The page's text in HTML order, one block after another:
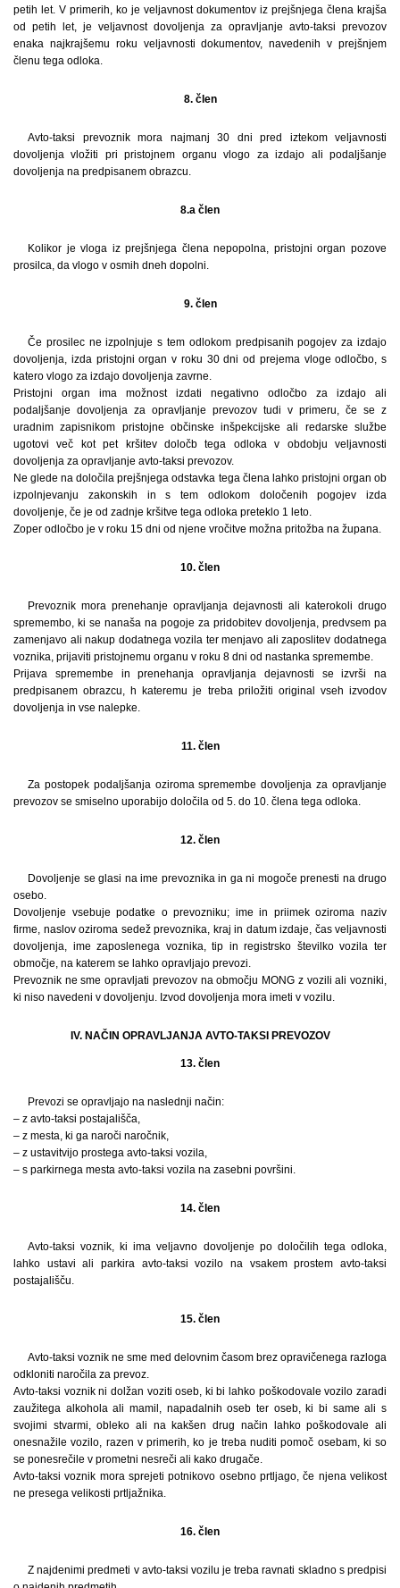
petih let. V primerih, ko je veljavnost dokumentov iz prejšnjega člena krajša
od petih let, je veljavnost dovoljenja za opravljanje avto-taksi prevozov
enaka najkrajšemu roku veljavnosti dokumentov, navedenih v prejšnjem
členu tega odloka.
8. člen
Avto-taksi prevoznik mora najmanj 30 dni pred iztekom veljavnosti
dovoljenja vložiti pri pristojnem organu vlogo za izdajo ali podaljšanje
dovoljenja na predpisanem obrazcu.
8.a člen
Kolikor je vloga iz prejšnjega člena nepopolna, pristojni organ pozove
prosilca, da vlogo v osmih dneh dopolni.
9. člen
Če prosilec ne izpolnjuje s tem odlokom predpisanih pogojev za izdajo
dovoljenja, izda pristojni organ v roku 30 dni od prejema vloge odločbo, s
katero vlogo za izdajo dovoljenja zavrne.
Pristojni organ ima možnost izdati negativno odločbo za izdajo ali
podaljšanje dovoljenja za opravljanje prevozov tudi v primeru, če se z
uradnim zapisnikom pristojne občinske inšpekcijske ali redarske službe
ugotovi več kot pet kršitev določb tega odloka v obdobju veljavnosti
dovoljenja za opravljanje avto-taksi prevozov.
Ne glede na določila prejšnjega odstavka tega člena lahko pristojni organ ob
izpolnjevanju zakonskih in s tem odlokom določenih pogojev izda
dovoljenje, če je od zadnje kršitve tega odloka preteklo 1 leto.
Zoper odločbo je v roku 15 dni od njene vročitve možna pritožba na župana.
10. člen
Prevoznik mora prenehanje opravljanja dejavnosti ali katerokoli drugo
spremembo, ki se nanaša na pogoje za pridobitev dovoljenja, predvsem pa
zamenjavo ali nakup dodatnega vozila ter menjavo ali zaposlitev dodatnega
voznika, prijaviti pristojnemu organu v roku 8 dni od nastanka spremembe.
Prijava spremembe in prenehanja opravljanja dejavnosti se izvrši na
predpisanem obrazcu, h kateremu je treba priložiti original vseh izvodov
dovoljenja in vse nalepke.
11. člen
Za postopek podaljšanja oziroma spremembe dovoljenja za opravljanje
prevozov se smiselno uporabijo določila od 5. do 10. člena tega odloka.
12. člen
Dovoljenje se glasi na ime prevoznika in ga ni mogoče prenesti na drugo
osebo.
Dovoljenje vsebuje podatke o prevozniku; ime in priimek oziroma naziv
firme, naslov oziroma sedež prevoznika, kraj in datum izdaje, čas veljavnosti
dovoljenja, ime zaposlenega voznika, tip in registrsko številko vozila ter
območje, na katerem se lahko opravljajo prevozi.
Prevoznik ne sme opravljati prevozov na območju MONG z vozili ali vozniki,
ki niso navedeni v dovoljenju. Izvod dovoljenja mora imeti v vozilu.
IV. NAČIN OPRAVLJANJA AVTO-TAKSI PREVOZOV
13. člen
Prevozi se opravljajo na naslednji način:
– z avto-taksi postajališča,
– z mesta, ki ga naroči naročnik,
– z ustavitvijo prostega avto-taksi vozila,
– s parkirnega mesta avto-taksi vozila na zasebni površini.
14. člen
Avto-taksi voznik, ki ima veljavno dovoljenje po določilih tega odloka,
lahko ustavi ali parkira avto-taksi vozilo na vsakem prostem avto-taksi
postajališču.
15. člen
Avto-taksi voznik ne sme med delovnim časom brez opravičenega razloga
odkloniti naročila za prevoz.
Avto-taksi voznik ni dolžan voziti oseb, ki bi lahko poškodovale vozilo zaradi
zaužitega alkohola ali mamil, napadalnih oseb ter oseb, ki bi same ali s
svojimi stvarmi, obleko ali na kakšen drug način lahko poškodovale ali
onesnažile vozilo, razen v primerih, ko je treba nuditi pomoč osebam, ki so
se ponesrečile v prometni nesreči ali kako drugače.
Avto-taksi voznik mora sprejeti potnikovo osebno prtljago, če njena velikost
ne presega velikosti prtljažnika.
16. člen
Z najdenimi predmeti v avto-taksi vozilu je treba ravnati skladno s predpisi